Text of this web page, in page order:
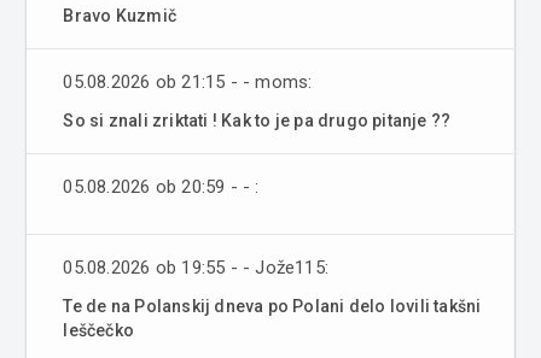
Bravo Kuzmič
05.08.2026 ob 21:15 - - moms:
So si znali zriktati ! Kak to je pa drugo pitanje ??
05.08.2026 ob 20:59 - - :
05.08.2026 ob 19:55 - - Jože115:
Te de na Polanskij dneva po Polani delo lovili takšni
leščečko